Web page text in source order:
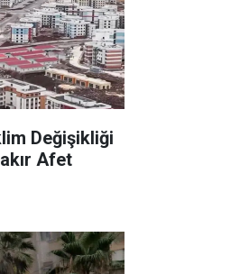
Değişikliği
Afet